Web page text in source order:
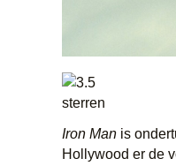
Iron Man is
Hollywood er de